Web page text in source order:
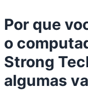
Por que
o
Strong
algumas